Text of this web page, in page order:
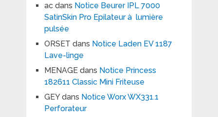
acdans Notice Beurer IPL 7000
SatinSkin Pro Epilateur à lumière
pulsée
ORSET dans Notice Laden EV 1187
Lave-linge
MENAGEdans Notice Princess
182611 Classic Mini Friteuse
GEYdans Notice Worx WX331.1
Perforateur